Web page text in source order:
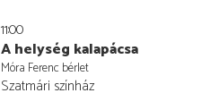
11:00
A helység kalapácsa
Móra Ferenc bérlet
Szatmári színház